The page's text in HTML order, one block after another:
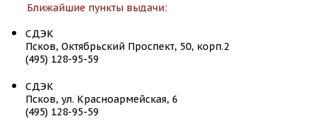
Ближайшие пункты выдачи:
СДЭК
Псков, Октябрьский Проспект, 50, корп.2
(495) 128-95-59
СДЭК
Псков, ул. Красноармейская, 6
(495) 128-95-59